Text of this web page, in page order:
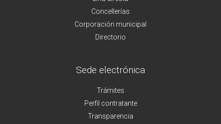
Concellerías
Corporación municipal
Directorio
Sede electrónica
Trámites
Perfil contratante
Transparencia